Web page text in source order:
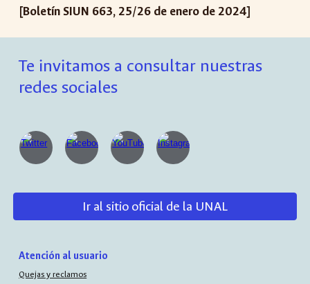
[Boletín SIUN 663, 25/26 de enero de 2024]
Te invitamos a consultar nuestras
redes sociales
Ir al sitio oficial de la UNAL
Atención al usuario
Quejas y reclamos